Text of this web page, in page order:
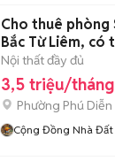
Cho thuê phòng
Bắc Từ Liêm, có
Nội thất đầy đủ
3,5 triệu/tháng
Phường Phú Diễn
Cộng Đồng Nhà Đất